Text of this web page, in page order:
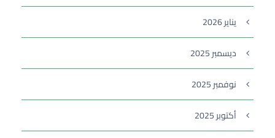
يناير 2026
ديسمبر 2025
نوفمبر 2025
أكتوبر 2025